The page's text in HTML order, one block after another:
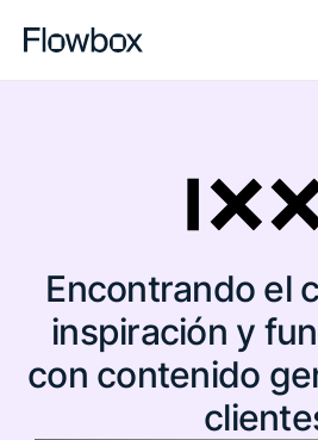
Encontrando el
inspiración y
con contenido